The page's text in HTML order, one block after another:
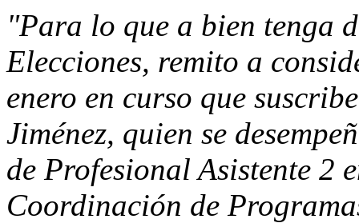
"Para lo que a bien tenga
Elecciones, remito a
enero en curso que
Jiménez, quien se
de Profesional Asistente 2
Coordinación de